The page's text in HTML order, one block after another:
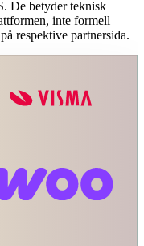
De betyder teknisk
inte formell
respektive partnersida.